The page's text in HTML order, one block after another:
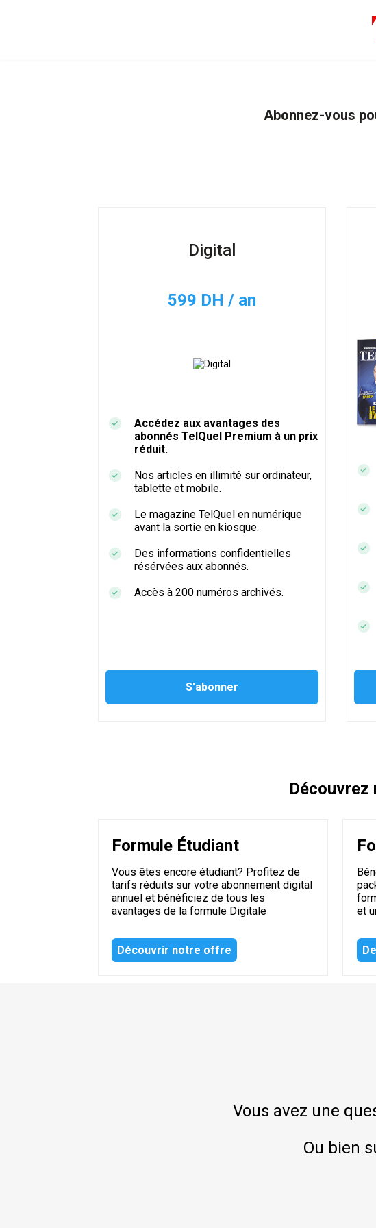
Abonnez-vous
Digital
599 DH / an
Accédez aux avantages des
abonnés TelQuel Premium à un prix
réduit.
Nos articles en illimité sur ordinateur,
tablette et mobile.
Le magazine TelQuel en numérique
avant la sortie en kiosque.
Des informations confidentielles
résérvées aux abonnés.
Accès à 200 numéros archivés.
Découvrez
Formule Étudiant
Vous êtes encore étudiant? Profitez de
tarifs réduits sur votre abonnement digital
annuel et bénéficiez de tous les
avantages de la formule Digitale
Découvrir notre offre
et
Vous avez une
Ou bien